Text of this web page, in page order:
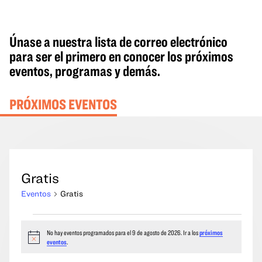
Únase a nuestra lista de correo electrónico
para ser el primero en conocer los próximos
eventos, programas y demás.
PRÓXIMOS EVENTOS
Gratis
Eventos Gratis
del
Aviso
No hay eventos programados para el 9 de agosto de 2026. Ir a lospróximos
eventos.